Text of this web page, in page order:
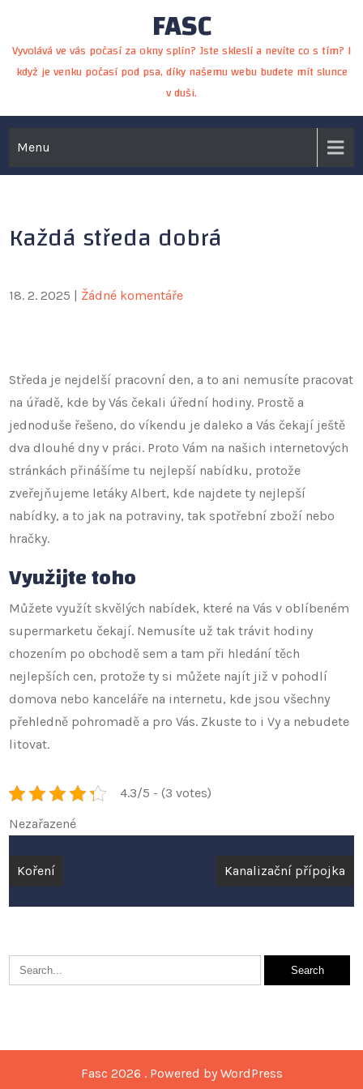
content
FASC
Vyvolává ve vás počasí za okny splín? Jste skleslí a nevíte co s tím? I
když je venku počasí pod psa, díky našemu webu budete mít slunce
v duši.
Menu
Každá středa dobrá
18. 2. 2025 | Žádné komentáře
Středa je nejdelší pracovní den, a to ani nemusíte pracovat
na úřadě, kde by Vás čekali úřední hodiny. Prostě a
jednoduše řešeno, do víkendu je daleko a Vás čekají ještě
dva dlouhé dny v práci. Proto Vám na našich internetových
stránkách přinášíme tu nejlepší nabídku, protože
zveřejňujeme letáky Albert, kde najdete ty nejlepší
nabídky, a to jak na potraviny, tak spotřební zboží nebo
hračky.
Využijte toho
Můžete využít skvělých nabídek, které na Vás v oblíbeném
supermarketu čekají. Nemusíte už tak trávit hodiny
chozením po obchodě sem a tam při hledání těch
nejlepších cen, protože ty si můžete najít již v pohodlí
domova nebo kanceláře na internetu, kde jsou všechny
přehledně pohromadě a pro Vás. Zkuste to i Vy a nebudete
litovat.
4.3/5 - (3 votes)
Nezařazené
Navigace
pro
Koření Kanalizační přípojka
Fasc 2026 . Powered by WordPress